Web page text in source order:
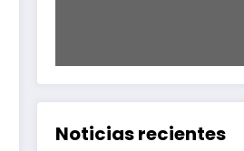
Noticias recientes